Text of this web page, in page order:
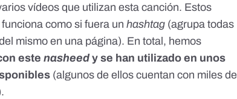
vídeos que utilizan esta canción. Estos
funciona como si fuera unhashtag (agrupa todas
mismo en una página). En total, hemos
estenasheed y se han utilizado en unos
(algunos de ellos cuentan con miles de